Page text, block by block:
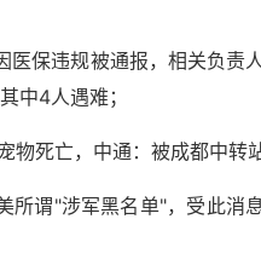
医保违规被通报，相关负责
中4人遇难；
死亡，中通：被成都中转
所谓"涉军黑名单"，受此消